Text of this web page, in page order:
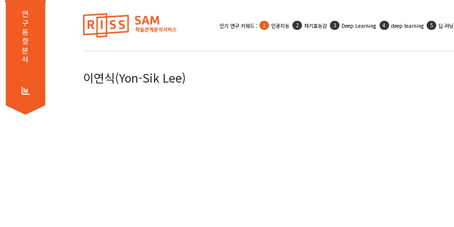
연
구
동
향
분
석
인기 연구 키워드 : 인공지능 자기효능감 Deep Learning deep learning 딥 러닝
이연식(Yon-Sik Lee)